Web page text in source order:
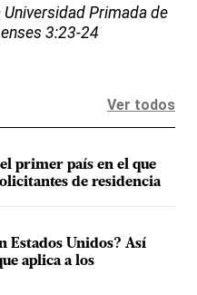
Universidad Primada de
3:23-24
Ver todos
primer país en el que
de residencia
Estados Unidos? Así
aplica a los